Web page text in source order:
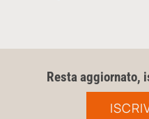
Resta aggiornato,